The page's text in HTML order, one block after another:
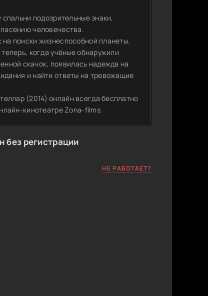
подозрительные знаки,
человечества.
поиски жизнеспособной планеты.
когда учёные обнаружили
скачок, появилась надежда на
и найти ответы на тревожащие
(2014) онлайн всегда бесплатно
кинотеатре Zona-films.
без регистрации
НЕ РАБОТАЕТ?